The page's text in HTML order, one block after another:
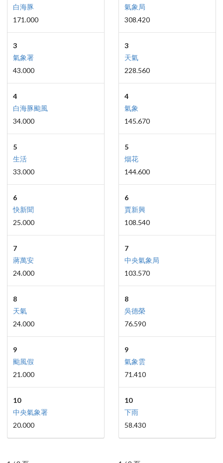
白海豚
171.000
3
氣象署
43.000
4
白海豚颱風
34.000
5
生活
33.000
6
快新聞
25.000
7
蔣萬安
24.000
8
天氣
24.000
9
颱風假
21.000
10
中央氣象署
20.000
氣象局
308.420
3
天氣
228.560
4
氣象
145.670
5
烟花
144.600
6
賈新興
108.540
7
中央氣象局
103.570
8
吳德榮
76.590
9
氣象雲
71.410
10
下雨
58.430